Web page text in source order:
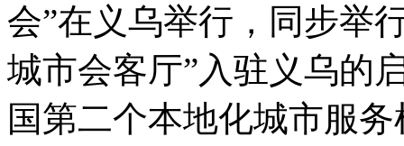
会”在义乌举行，同步举
城市会客厅”入驻义乌的
国第二个本地化城市服